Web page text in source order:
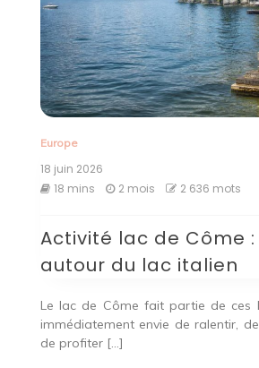
Europe
18 juin 2026
18 mins
2 mois 2 636 mots
Activité lac de Côme
autour du lac italien
Le lac de Côme fait partie de ces
immédiatement envie de ralentir,
de profiter […]